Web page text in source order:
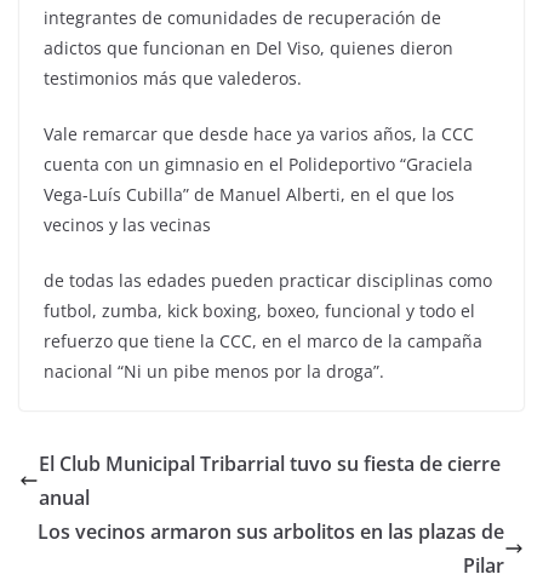
integrantes de comunidades de recuperación de
adictos que funcionan en Del Viso, quienes dieron
testimonios más que valederos.
Vale remarcar que desde hace ya varios años, la CCC
cuenta con un gimnasio en el Polideportivo “Graciela
Vega-Luís Cubilla” de Manuel Alberti, en el que los
vecinos y las vecinas
de todas las edades pueden practicar disciplinas como
futbol, zumba, kick boxing, boxeo, funcional y todo el
refuerzo que tiene la CCC, en el marco de la campaña
nacional “Ni un pibe menos por la droga”.
El Club Municipal Tribarrial tuvo su fiesta de cierre
anual
Los vecinos armaron sus arbolitos en las plazas de
Pilar